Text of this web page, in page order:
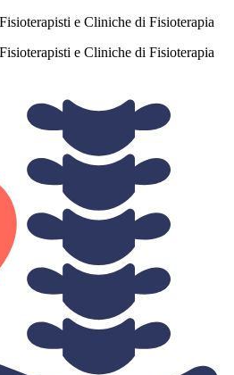
e Cliniche di Fisioterapia
e Cliniche di Fisioterapia